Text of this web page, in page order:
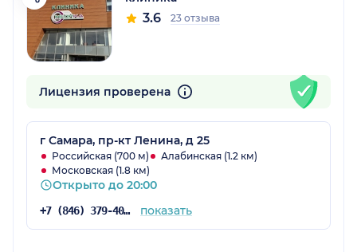
3.6 23 отзыва
Лицензия проверена
г Самара, пр-кт Ленина, д 25
Российская (700 м)
Алабинская (1.2 км)
Московская (1.8 км)
Открыто до 20:00
+7 (846) 379-40-81 показать